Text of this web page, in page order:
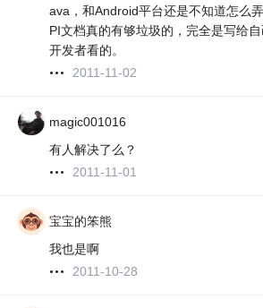
ava，和Android平台还是不知道怎么
PI文档真的有够垃圾的，完全是写给
开发者看的。
2011-11-02
magic001016
有人解决了么？
2011-11-01
宝宝的笨熊
我也是啊
2011-10-28